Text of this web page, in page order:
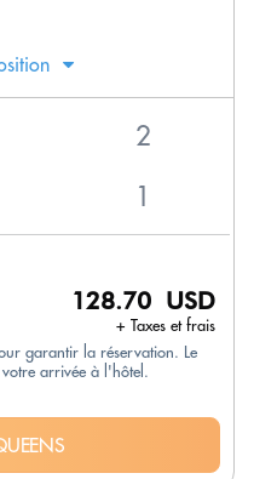
128.70 USD
+ Taxes et frais
garantir la réservation. Le
arrivée à l'hôtel.